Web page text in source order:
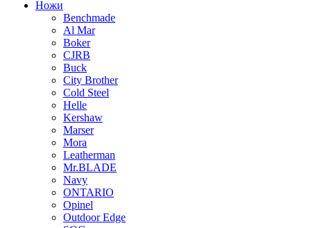
Ножи
Benchmade
Al Mar
Boker
CJRB
Buck
City Brother
Cold Steel
Helle
Kershaw
Marser
Mora
Leatherman
Mr.BLADE
Navy
ONTARIO
Opinel
Outdoor Edge